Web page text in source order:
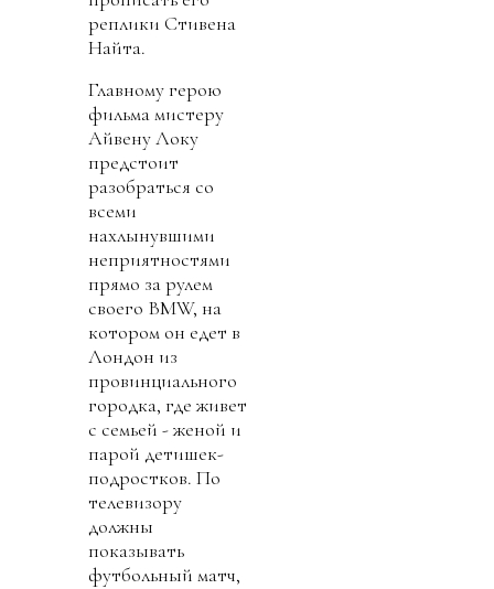
реплики Стивена
Найта.
Главному герою
фильма мистеру
Айвену Локу
предстоит
разобраться со
всеми
нахлынувшими
неприятностями
прямо за рулем
своего BMW, на
котором он едет в
Лондон из
провинциального
городка, где живет
с семьей - женой и
парой детишек-
подростков. По
телевизору
должны
показывать
футбольный матч,